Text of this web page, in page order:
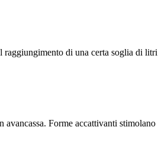
raggiungimento di una certa soglia di litri
avancassa. Forme accattivanti stimolano